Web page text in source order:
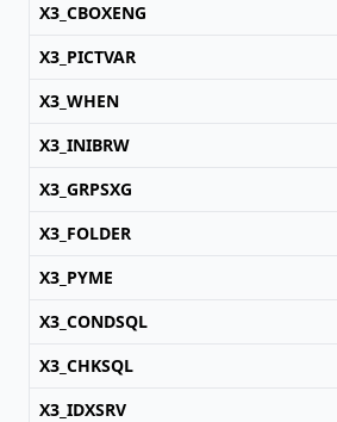
X3_CBOXENG
X3_PICTVAR
X3_WHEN
X3_INIBRW
X3_GRPSXG
X3_FOLDER
X3_PYME
X3_CONDSQL
X3_CHKSQL
X3_IDXSRV